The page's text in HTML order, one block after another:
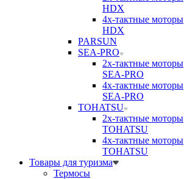
HDX
4х-тактные моторы
HDX
PARSUN
SEA-PRO
2х-тактные моторы
SEA-PRO
4х-тактные моторы
SEA-PRO
TOHATSU
2х-тактные моторы
TOHATSU
4х-тактные моторы
TOHATSU
Товары для туризма
Термосы